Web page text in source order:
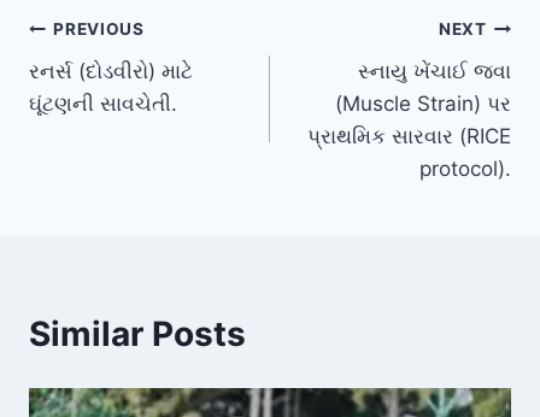
Post
navigation
PREVIOUS
રનર્સ (દોડવીરો) માટે
ઘૂંટણની સાવચેતી.
NEXT
સ્નાયુ ખેંચાઈ જવા
(Muscle Strain) પર
પ્રાથમિક સારવાર (RICE
protocol).
Similar Posts